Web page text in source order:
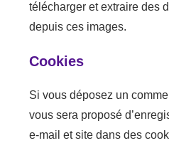
télécharger et extraire des
depuis ces images.
Cookies
Si vous déposez un
vous sera proposé
e-mail et site dans des